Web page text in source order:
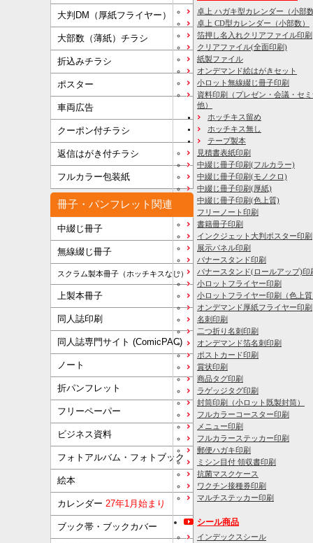
大判DM（厚紙フライヤー）
大部数（薄紙）チラシ
折込みチラシ
ポスター
車両広告
クーポン付チラシ
返信はがき付チラシ
フルカラー包装紙
冊子・パンフレット関連
中綴じ冊子
無線綴じ冊子
スクラム製本冊子（ホッチキスなし）
上製本冊子
同人誌印刷
同人誌専門サイト (ComicPAC)
ノート
折パンフレット
フリーペーパー
ビジネス資料
フォトアルバム・フォトブック
絵本
カレンダー 27年1月始まり
ブック帯・ブックカバー
卓上 ハガキ型カレンダー（小部
卓上 CD型カレンダー（小部数）
箔押し名入れクリアファイル印刷
クリアファイル(全面印刷)
紙製ファイル
オンデマンド絵はがきセット
小ロット無線綴じ冊子印刷
資料印刷
（プレゼン・会議・セ
他）
ホッチキス留め
ホッチキス無し
テープ製本
見積書表紙印刷
中綴じ冊子印刷(フルカラー)
中綴じ冊子印刷(モノクロ)
中綴じ冊子印刷(厚紙)
中綴じ冊子印刷(色上質)
フリーノート印刷
書籍冊子印刷
インクジェット大判ポスター印刷
展示パネル印刷
バナースタンド印刷
バナースタンド(ロールアップ)印
小ロットフライヤー印刷
小ロットフライヤー印刷（色上
オンデマンド厚紙フライヤー印刷
名刺印刷
二つ折り名刺印刷
オンデマンド箔名刺印刷
ポストカード印刷
賞状印刷
商品タグ印刷
ラゲッジタグ印刷
封筒印刷
（小ロット既製封筒）
フルカラーコースター印刷
メニュー印刷
フルカラーステッカー印刷
郵便ハガキ印刷
ミシン目付 領収書印刷
抗菌マスクケース
ワクチン接種券印刷
マルチステッカー印刷
シール商品
インデックスシール